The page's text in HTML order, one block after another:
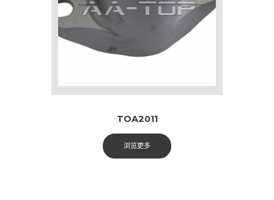
TOA2011
浏览更多